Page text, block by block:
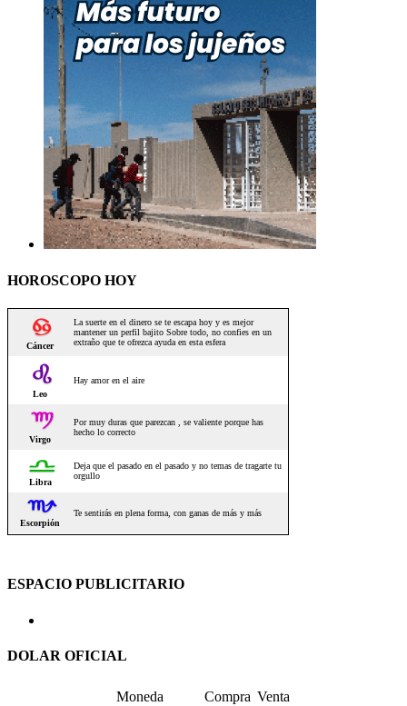
HOROSCOPO HOY
ESPACIO PUBLICITARIO
DOLAR OFICIAL
Moneda Compra Venta